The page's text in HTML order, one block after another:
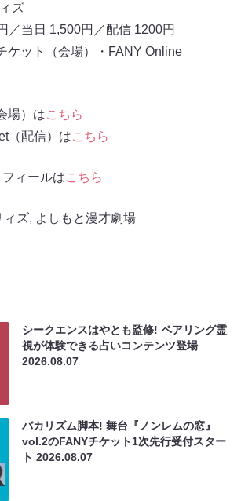
ズ
／当日 1,500円／配信 1200円
ケット（会場）・FANY Online
場）はこちら
（配信）はこちら
ィールはこちら
ィズ, よしもと漫才劇場
シークエンスはやとも監修! ペアリング霊
視が体験できる占いコンテンツ登場
2026.08.07
バカリズム脚本! 舞台『ノンレムの窓』
vol.2のFANYチケット1次先行受付スター
ト2026.08.07